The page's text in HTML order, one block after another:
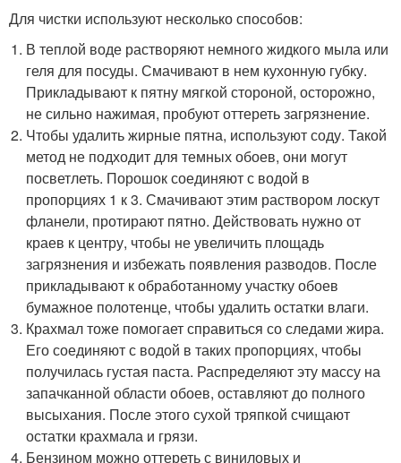
Для чистки используют несколько способов:
В теплой воде растворяют немного жидкого мыла или
геля для посуды. Смачивают в нем кухонную губку.
Прикладывают к пятну мягкой стороной, осторожно,
не сильно нажимая, пробуют оттереть загрязнение.
Чтобы удалить жирные пятна, используют соду. Такой
метод не подходит для темных обоев, они могут
посветлеть. Порошок соединяют с водой в
пропорциях 1 к 3. Смачивают этим раствором лоскут
фланели, протирают пятно. Действовать нужно от
краев к центру, чтобы не увеличить площадь
загрязнения и избежать появления разводов. После
прикладывают к обработанному участку обоев
бумажное полотенце, чтобы удалить остатки влаги.
Крахмал тоже помогает справиться со следами жира.
Его соединяют с водой в таких пропорциях, чтобы
получилась густая паста. Распределяют эту массу на
запачканной области обоев, оставляют до полного
высыхания. После этого сухой тряпкой счищают
остатки крахмала и грязи.
Бензином можно оттереть с виниловых и